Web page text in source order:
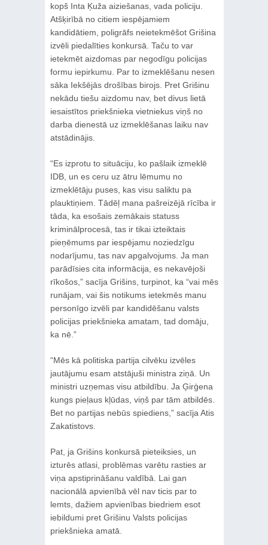
kopš Inta Ķuža aiziešanas, vada policiju.
Atšķirībā no citiem iespējamiem
kandidātiem, poligrāfs neietekmēšot Grišina
izvēli piedalīties konkursā. Taču to var
ietekmēt aizdomas par negodīgu policijas
formu iepirkumu. Par to izmeklēšanu nesen
sāka Iekšējās drošības birojs. Pret Grišinu
nekādu tiešu aizdomu nav, bet divus lietā
iesaistītos priekšnieka vietniekus viņš no
darba dienestā uz izmeklēšanas laiku nav
atstādinājis.
“Es izprotu to situāciju, ko pašlaik izmeklē
IDB, un es ceru uz ātru lēmumu no
izmeklētāju puses, kas visu saliktu pa
plauktiņiem. Tādēļ mana pašreizējā rīcība ir
tāda, ka esošais zemākais statuss
kriminālprocesā, tas ir tikai izteiktais
pieņēmums par iespējamu noziedzīgu
nodarījumu, tas nav apgalvojums. Ja man
parādīsies cita informācija, es nekavējoši
rīkošos,” sacīja Grišins, turpinot, ka “vai mēs
runājam, vai šis notikums ietekmēs manu
personīgo izvēli par kandidēšanu valsts
policijas priekšnieka amatam, tad domāju,
ka nē.”
“Mēs kā politiska partija cilvēku izvēles
jautājumu esam atstājuši ministra ziņā. Un
ministri uzņemas visu atbildību. Ja Ģirģena
kungs pieļaus kļūdas, viņš par tām atbildēs.
Bet no partijas nebūs spiediens,” sacīja Atis
Zakatistovs.
Pat, ja Grišins konkursā pieteiksies, un
izturēs atlasi, problēmas varētu rasties ar
viņa apstiprināšanu valdībā. Lai gan
nacionālā apvienībā vēl nav ticis par to
lemts, dažiem apvienības biedriem esot
iebildumi pret Grišinu Valsts policijas
priekšnieka amatā.